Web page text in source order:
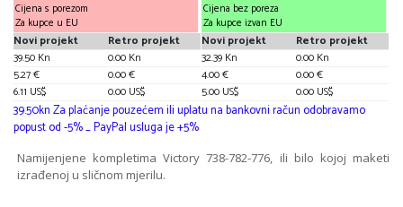
Cijena s porezom
Za kupce u EU
Novi projekt
Retro projekt
39.50 Kn
0.00 Kn
5.27 €
0.00 €
6.11 US$
0.00 US$
Cijena bez poreza
Za kupce izvan EU
Novi projekt
Retro projekt
32.39 Kn
0.00 Kn
4.00 €
0.00 €
5.00 US$
0.00 US$
39.50kn Za plaćanje pouzećem ili uplatu na bankovni račun odobravamo
popust od -5% _ PayPal usluga je +5%
Namijenjene kompletima Victory 738-782-776, ili bilo kojoj maketi
izrađenoj u sličnom mjerilu.